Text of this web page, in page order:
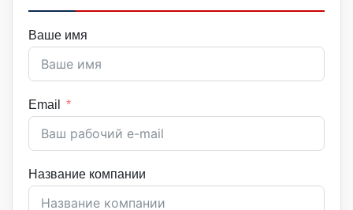
Ваше имя
Email
Название компании